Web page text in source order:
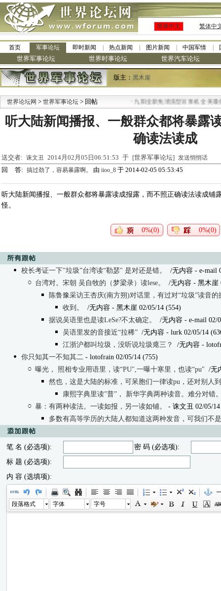
简体中文 繁体中
首页 军事论坛 即时新闻 热点新闻 图片新闻 中国军情
世界军事论坛 世界时事论坛 世界汽车论坛
版主： 黑木崖
世界论坛网 > 世界军事论坛 > 回帖 九阳全新免清洗型豆浆机 全美最低
听大陆新闻播报、一般群众都将暴露
确读法读成
送交者: 诛文丑 2014月02月05日06:51:53 于 [世界军事论坛] 发送悄悄话
回 答: 搞过劲了，容易暴露啊。 由 iioo_8 于 2014-02-05 05:53:45
听大陆新闻播报、一般群众都将暴露读成报露，而不照正确读法读成铺
怪。
0%(0) 0%(0)
校长考证一下"垃圾”台湾读“勒瑟" 是对还是错。
/无内容 - e-mail
台湾对。宋朝 吴自牧的（梦梁录）读lese。
/无内容 - 黑木崖
陈鲁豫采访王杏庆(南方朔)对话里，有过对“垃圾”读音的
收到。
/无内容 - 黑木崖 02/05/14 (554)
据说吴语里也是读LeSe?不太确定。
/无内容 - e-mail 02/
吴语里发的音接近“拉稀” /无内容 - lurk 02/05/14
江浙沪都叫垃圾，没听说垃圾瘪三？
/无内容 -
你只知其一不知其二 - lotofrain 02/05/14 (755)
曝光， 照相专业用语里，读“PU",一曝十寒里，也读“pu" /无
然也，这是大陆的标准，可呆胞们一律读pu，还对别人
康熙字典里读”普”， 新华字典两种读音。难分对错
暴：有两种读法。一读如报，另一读如铺。
- 诛文丑 02/05/
多数有高等学历的大陆人都知道这两种发音，可我们不
笔 名 (必选项):
密 码 (必选项):
标 题 (必选项):
内 容 (选填项):
段落格式 字体 字号